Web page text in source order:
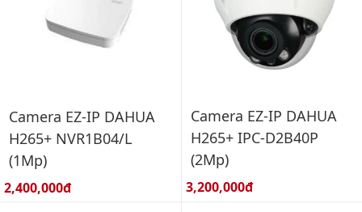
Camera EZ-IP DAHUA
H265+ NVR1B04/L
(1Mp)
Giá bán:
2,400,000đ
Camera EZ-IP DAHUA
H265+ IPC-D2B40P
(2Mp)
Giá bán:
3,200,000đ